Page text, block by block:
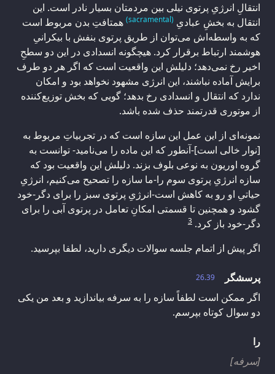
انتقالِ انرژیِ پرتوی نیلی بین مردمتان بسیار نادر است. این
انتقال به بخشِ عبادیِ (sacramental)
همتافتِ بدن مربوط است
که به واسطه‌اش می‌توان از طریق پرتوی بنفش با بیکرانیِ
هوشمند ارتباط برقرار کرد. هیچگونه انسدادی در این دو سطحِ
اخیر رخ نمی‌دهد؛ دلیلش این واقعیت است که اگر هر دو طرف
برایش آماده نباشند، این انرژی مشهود نخواهد بود و امکان
ندارد که انتقال و انسدادی رخ بدهد؛ گویی که بخش توزیع‌کننده
از موتوری قدرتمند حذف شده باشد.
نمونه‌ای از این عمل این سازه است که در تجربیاتِ مربوط به
[نوار خالی است]-آنطور که این ماده را می‌نامید- توانست به
گروه اوریون به نوعی بلوف بزند. دلیلش این واقعیت بود که
سازه انرژیِ پرتوی سوم را-ما سازه را تصحیح می‌کنیم، انرژیِ
حیاتیِ او رو به کاهش است-انرژیِ پرتوی سبز را برای دگر-خود
گشود و همچنین تا قسمتی امکانِ تعامل در پرتوی آبی را برای
دگر-خود باز کرد. 3
اگر پیش از اتمام جلسه سوالات دیگری دارید، لطفا بپرسید.
26.39
پرسشگر
اگر ممکن است لطفاً سازه را به سرفه بیاندازید و بعد من یکی
دو سوال کوتاه بپرسم.
را
[سرفه]